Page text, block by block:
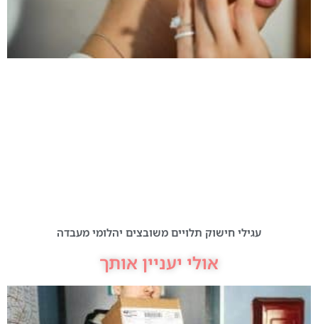
עגילי חישוק תלויים משובצים יהלומי מעבדה
אולי יעניין אותך